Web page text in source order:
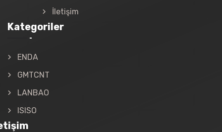
İletişim
Kategoriler
ENDA
GMTCNT
LANBAO
ISISO